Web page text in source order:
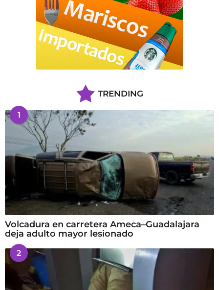
TRENDING
1
Volcadura en carretera Ameca–Guadalajara
deja adulto mayor lesionado
2